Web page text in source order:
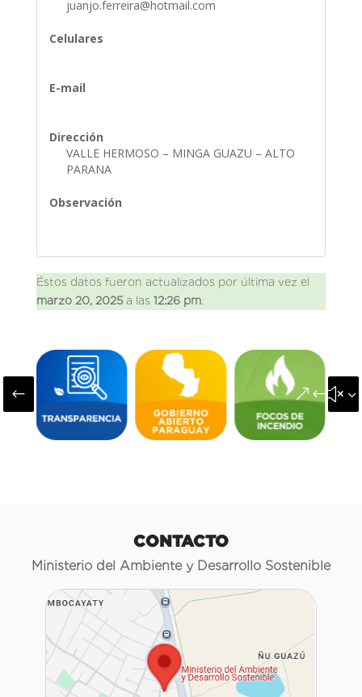
juanjo.ferreira@hotmail.com
Celulares
E-mail
Dirección
VALLE HERMOSO – MINGA GUAZU – ALTO
PARANA
Observación
Éstos datos fueron actualizados por última vez el
marzo 20, 2025a las 12:26 pm.
#
CONTACTO
Ministerio del Ambiente y Desarrollo Sostenible